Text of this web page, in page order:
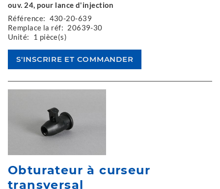
ouv. 24, pour lance d'injection
Référence: 430-20-639
Remplace la réf: 20639-30
Unité:
1 pièce(s)
Obturateur à curseur
transversal